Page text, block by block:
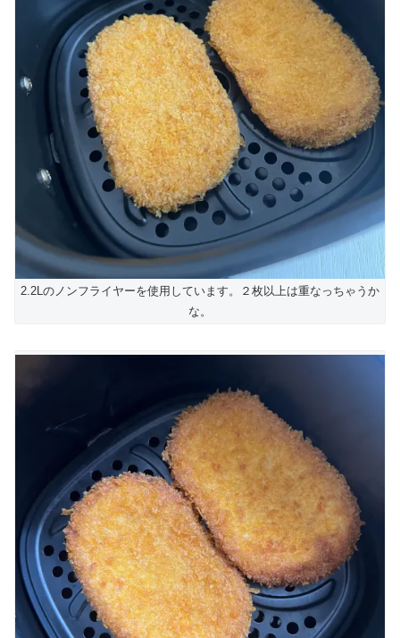
2.2Lのノンフライヤーを使用しています。２枚以上は重なっちゃうか
な。